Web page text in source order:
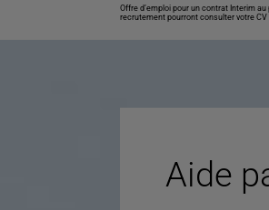
Offre d’emploi pour un contrat Interim
recrutement pourront consulter votre
Aide